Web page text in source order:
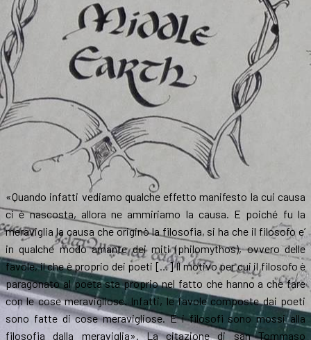
«Quando infatti vediamo qualche effetto manifesto la cui causa
ci è nascosta, allora ne ammiriamo la causa. E poiché fu la
meraviglia la causa che originò la filosofia, si ha che il filosofo e’
in qualche modo amante dei miti (philomythos), ovvero delle
favole, il che è proprio dei poeti […] Il motivo per cui il filosofo è
paragonato al poeta sta proprio nel fatto che hanno a che fare
con le cose meravigliose. Infatti, le favole composte dai poeti
sono fatte di cose meravigliose. E i filosofi sono mossi alla
filosofia dalla meraviglia». La citazione di san Tommaso